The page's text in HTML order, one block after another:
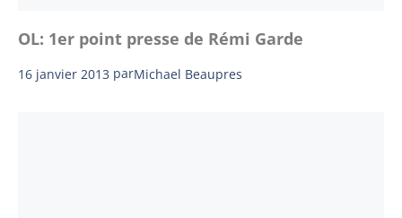
OL: 1er point presse de Rémi Garde
16 janvier 2013 parMichael Beaupres